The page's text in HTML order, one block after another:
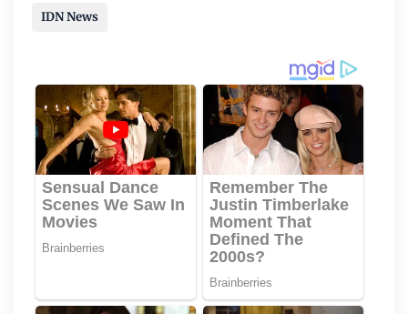
IDN News